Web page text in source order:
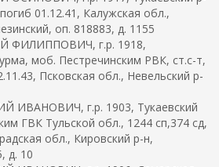
01.12.41, Калужская обл.,
оп. 818883, д. 1155
ФИЛИППОВИЧ, г.р. 1918,
моб. Пестречинским РВК, ст.с-т,
Псковская обл., Невельский р-
ИВАНОВИЧ, г.р. 1903, Тукаевский
ГВК Тульской обл., 1244 сп,374 сд,
обл., Кировский р-н,
д. 10